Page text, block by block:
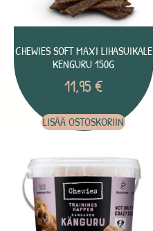
CHEWIES SOFT MAXI LIHASUIKALE
KENGURU 150G
11,95€
LISÄÄ OSTOSKORIIN